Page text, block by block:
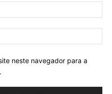
neste navegador para a